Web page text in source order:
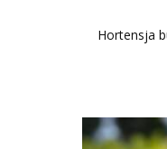
Hortensja